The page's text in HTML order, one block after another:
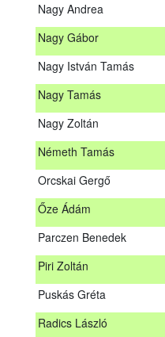
Nagy Andrea
Nagy Gábor
Nagy István Tamás
Nagy Tamás
Nagy Zoltán
Németh Tamás
Orcskai Gergő
Őze Ádám
Parczen Benedek
Piri Zoltán
Puskás Gréta
Radics László
A továbbképzés
Jelentkezés, lemondás
Jelentkezni a
elhelyezett űrlapon lehet.
Mihalóczki Kevin
Mihalóczki Krisztián
Molnár Zoltán
Nagy Andrea
Nagy Gábor
Nagy Tamás